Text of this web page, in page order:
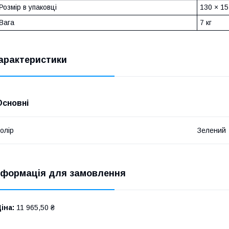
в упаковці
130 ×
7 кг
Зелений
для замовлення
11 965,50 ₴